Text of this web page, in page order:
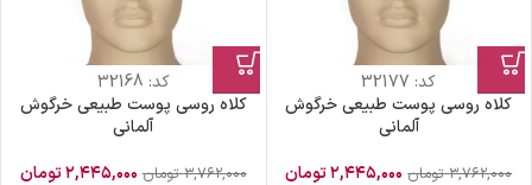
کد: 32177
کلاه روسی پوست طبیعی خرگوش
آلمانی
۳,۷۶۲,۰۰۰ تومان ۲,۴۴۵,۰۰۰تومان
کد: 32168
کلاه روسی پوست طبیعی خرگوش
آلمانی
۳,۷۶۲,۰۰۰ تومان ۲,۴۴۵,۰۰۰تومان